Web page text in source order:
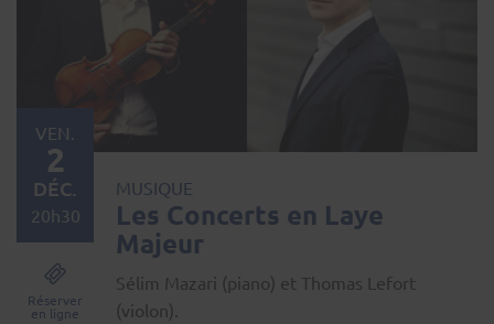
MUSIQUE
Les Concerts en Laye
Majeur
Sélim Mazari (piano) et Thomas Lefort
(violon).
VEN.
2
DÉC.
20h30
Réserver
en ligne